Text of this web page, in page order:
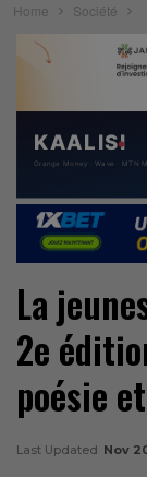
Home Société
La
2e
poésie
Last Updated Nov